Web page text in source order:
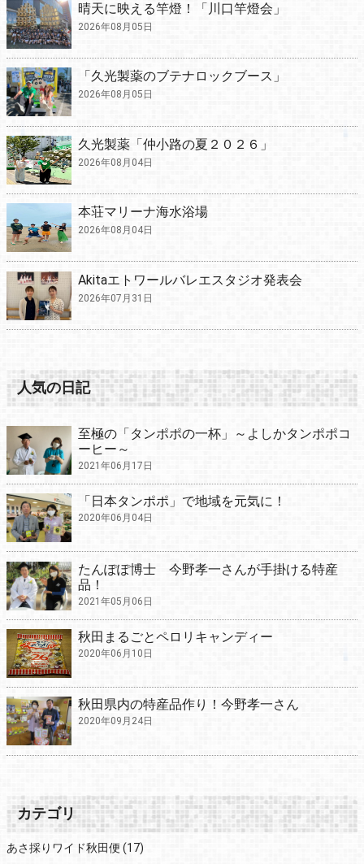
晴天に映える竿燈！「川口竿燈会」
2026年08月05日
「久光製薬のブテナロックブース」
2026年08月05日
久光製薬「仲小路の夏２０２６」
2026年08月04日
本荘マリーナ海水浴場
2026年08月04日
Akitaエトワールバレエスタジオ発表会
2026年07月31日
人気の日記
至極の「タンポポの一杯」～よしかタンポポコ
ーヒー～
2021年06月17日
「日本タンポポ」で地域を元気に！
2020年06月04日
たんぽぽ博士 今野孝一さんが手掛ける特産
品！
2021年05月06日
秋田まるごとペロリキャンディー
2020年06月10日
秋田県内の特産品作り！今野孝一さん
2020年09月24日
カテゴリ
あさ採りワイド秋田便 (17)